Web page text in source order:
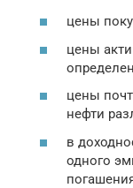
цены
цены
цены
нефти
в
одного